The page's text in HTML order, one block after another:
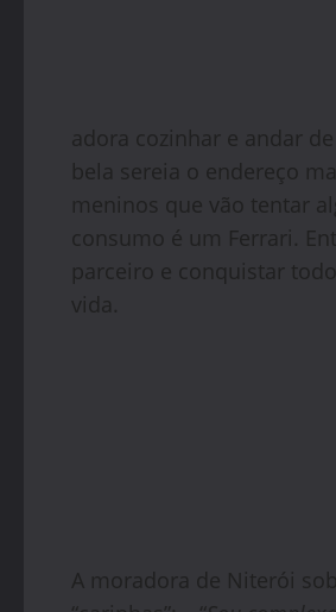
adora cozinhar e andar
bela sereia o endereço
meninos que vão tentar
consumo é um Ferrari.
parceiro e conquistar
vida.
A moradora de Niterói